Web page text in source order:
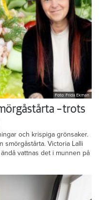
Foto: Frida Ekman
– trots
och krispiga grönsaker.
smörgåstårta. Victoria Lalli
vattnas det i munnen på